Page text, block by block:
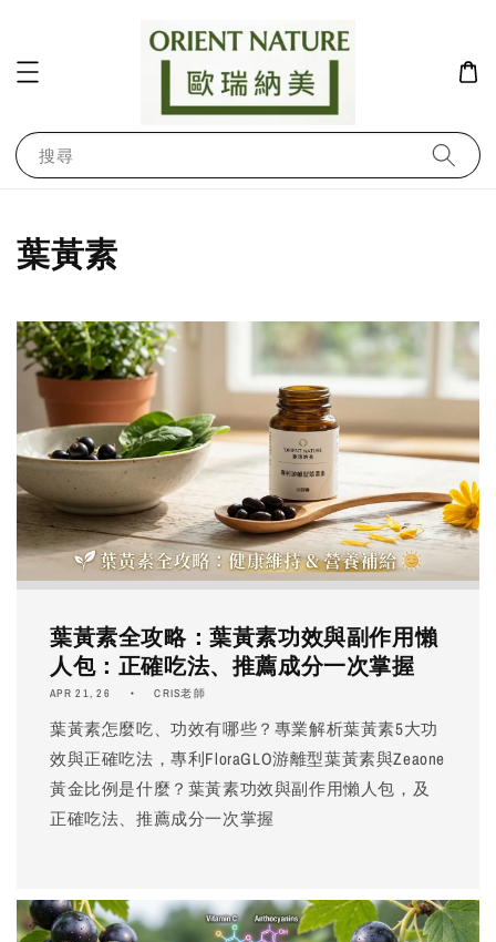
搜尋
葉黃素
葉黃素全攻略：葉黃素功效與副作用懶
人包：正確吃法、推薦成分一次掌握
APR 21, 26 CRIS老師
葉黃素怎麼吃、功效有哪些？專業解析葉黃素5大功
效與正確吃法，專利FloraGLO游離型葉黃素與Zeaone
黃金比例是什麼？葉黃素功效與副作用懶人包，及
正確吃法、推薦成分一次掌握